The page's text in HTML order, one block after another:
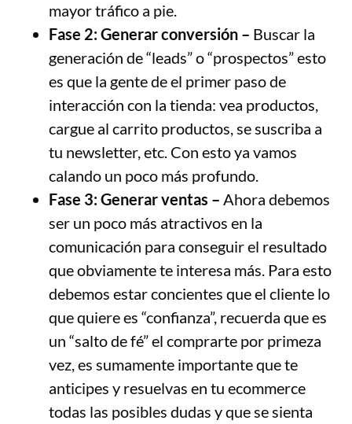
mayor tráfico a pie.
Fase 2:Generar conversión – Buscar la
generación de “leads” o “prospectos” esto
es que la gente de el primer paso de
interacción con la tienda: vea productos,
cargue al carrito productos, se suscriba a
tu newsletter, etc. Con esto ya vamos
calando un poco más profundo.
Fase 3: Generar ventas – Ahora debemos
ser un poco más atractivos en la
comunicación para conseguir el resultado
que obviamente te interesa más. Para esto
debemos estar concientes que el cliente lo
que quiere es “confianza”, recuerda que es
un “salto de fé” el comprarte por primeza
vez, es sumamente importante que te
anticipes y resuelvas en tu ecommerce
todas las posibles dudas y que se sienta